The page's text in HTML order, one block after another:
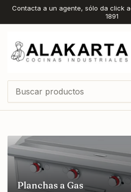
Contacta a un agente, sólo da click
1891
Planchas a Gas